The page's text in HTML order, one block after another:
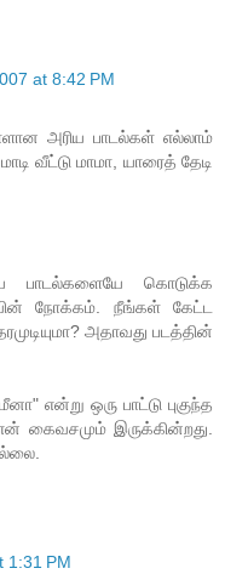
at 8:42 PM
அரிய பாடல்கள் எல்லாம்
வீட்டு மாமா, யாரைத் தேடி
பாடல்களையே கொடுக்க
நோக்கம். நீங்கள் கேட்ட
அதாவது படத்தின்
என்று ஒரு பாட்டு புகுந்த
கைவசமும் இருக்கின்றது.
1:31 PM